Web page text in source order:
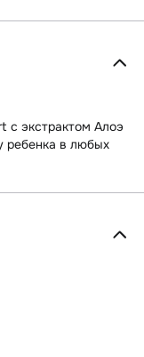
с экстрактом Алоэ
ребенка в любых